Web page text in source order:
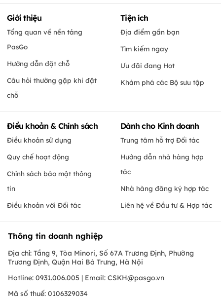
Giới thiệu
Tổng quan về nền tảng
PasGo
Hướng dẫn đặt chỗ
Câu hỏi thường gặp khi đặt
chỗ
Tiện ích
Địa điểm gần bạn
Tìm kiếm ngay
Ưu đãi đang Hot
Khám phá các Bộ sưu tập
Điều khoản & Chính sách
Điều khoản sử dụng
Quy chế hoạt động
Chính sách bảo mật thông
tin
Điều khoản với Đối tác
Dành cho Kinh doanh
Trung tâm hỗ trợ Đối tác
Hướng dẫn nhà hàng hợp
tác
Nhà hàng đăng ký hợp tác
Liên hệ về Đầu tư & Hợp tác
Thông tin doanh nghiệp
Địa chỉ: Tầng 9, Tòa Minori, Số 67A Trương Định, Phường
Trương Định, Quận Hai Bà Trưng, Hà Nội
Hotline: 0931.006.005 | Email: CSKH@pasgo.vn
Mã số thuế: 0106329034